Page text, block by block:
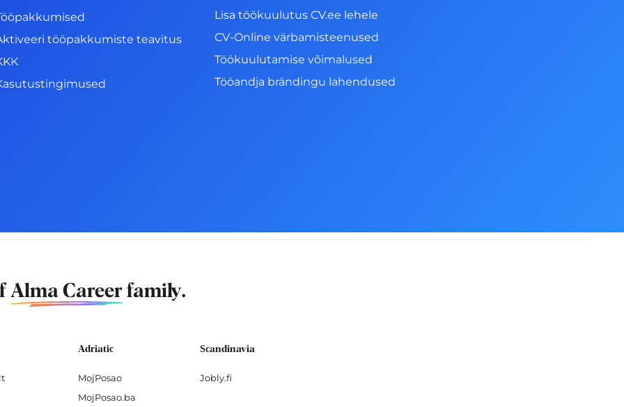
tööpakkumiste teavitus
Lisa töökuulutus CV.ee lehele
CV-Online värbamisteenused
Töökuulutamise võimalused
Tööandja brändingu lahendused
Alma Careerfamily.
Adriatic
MojPosao
MojPosao.ba
Scandinavia
Jobly.fi